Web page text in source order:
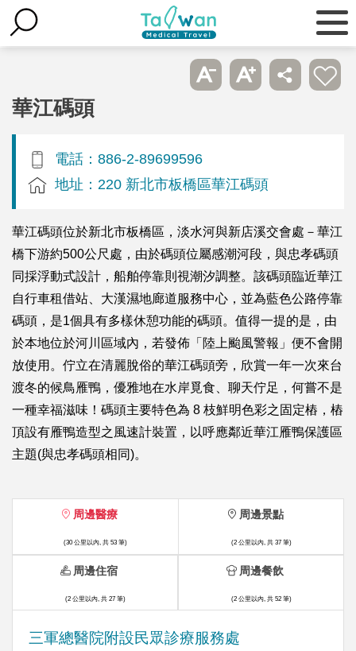
華江碼頭
電話：886-2-89699596
地址：220 新北市板橋區華江碼頭
華江碼頭位於新北市板橋區，淡水河與新店溪交會處－華江
橋下游約500公尺處，由於碼頭位屬感潮河段，與忠孝碼頭
同採浮動式設計，船舶停靠則視潮汐調整。該碼頭臨近華江
自行車租借站、大漢濕地廊道服務中心，並為藍色公路停靠
碼頭，是1個具有多樣休憩功能的碼頭。值得一提的是，由
於本地位於河川區域內，若發佈「陸上颱風警報」便不會開
放使用。佇立在清麗脫俗的華江碼頭旁，欣賞一年一次來台
渡冬的候鳥雁鴨，優雅地在水岸覓食、聊天佇足，何嘗不是
一種幸福滋味！碼頭主要特色為 8 枝鮮明色彩之固定樁，樁
頂設有雁鴨造型之風速計裝置，以呼應鄰近華江雁鴨保護區
主題(與忠孝碼頭相同)。
周邊醫療
(30 公里以內, 共 53 筆)
三軍總醫院附設民眾診療服務處
周邊景點
(2 公里以內, 共 37 筆)
周邊住宿
(2 公里以內, 共 27 筆)
周邊餐飲
(2 公里以內, 共 52 筆)